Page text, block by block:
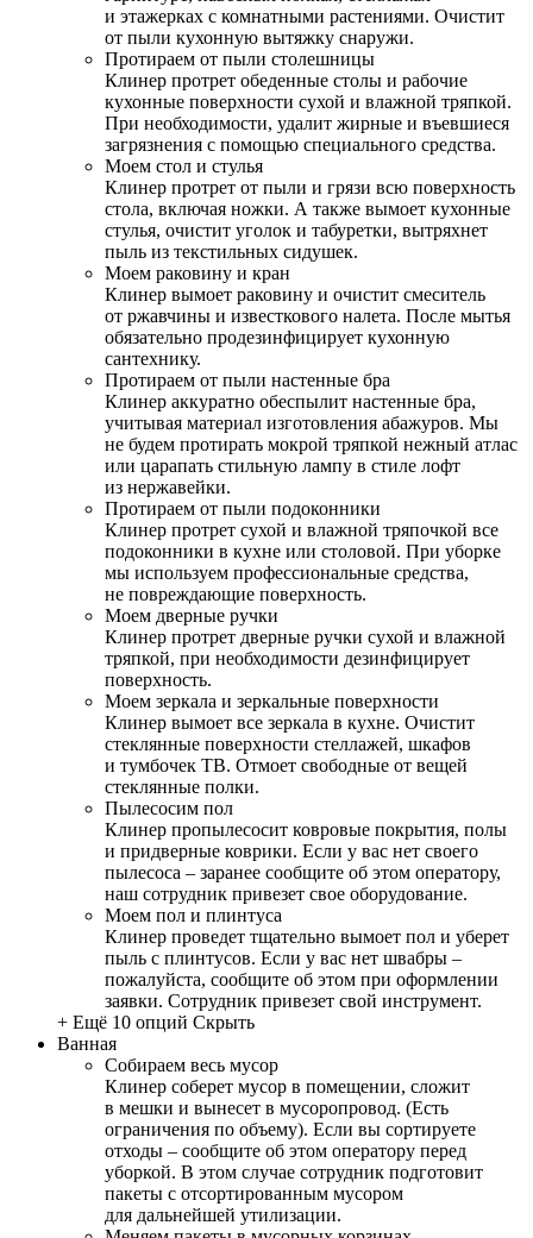
и этажерках с комнатными растениями. Очистит
от пыли кухонную вытяжку снаружи.
Протираем от пыли столешницы
Клинер протрет обеденные столы и рабочие
кухонные поверхности сухой и влажной тряпкой.
При необходимости, удалит жирные и въевшиеся
загрязнения с помощью специального средства.
Моем стол и стулья
Клинер протрет от пыли и грязи всю поверхность
стола, включая ножки. А также вымоет кухонные
стулья, очистит уголок и табуретки, вытряхнет
пыль из текстильных сидушек.
Моем раковину и кран
Клинер вымоет раковину и очистит смеситель
от ржавчины и известкового налета. После мытья
обязательно продезинфицирует кухонную
сантехнику.
Протираем от пыли настенные бра
Клинер аккуратно обеспылит настенные бра,
учитывая материал изготовления абажуров. Мы
не будем протирать мокрой тряпкой нежный атлас
или царапать стильную лампу в стиле лофт
из нержавейки.
Протираем от пыли подоконники
Клинер протрет сухой и влажной тряпочкой все
подоконники в кухне или столовой. При уборке
мы используем профессиональные средства,
не повреждающие поверхность.
Моем дверные ручки
Клинер протрет дверные ручки сухой и влажной
тряпкой, при необходимости дезинфицирует
поверхность.
Моем зеркала и зеркальные поверхности
Клинер вымоет все зеркала в кухне. Очистит
стеклянные поверхности стеллажей, шкафов
и тумбочек ТВ. Отмоет свободные от вещей
стеклянные полки.
Пылесосим пол
Клинер пропылесосит ковровые покрытия, полы
и придверные коврики. Если у вас нет своего
пылесоса – заранее сообщите об этом оператору,
наш сотрудник привезет свое оборудование.
Моем пол и плинтуса
Клинер проведет тщательно вымоет пол и уберет
пыль с плинтусов. Если у вас нет швабры –
пожалуйста, сообщите об этом при оформлении
заявки. Сотрудник привезет свой инструмент.
+ Ещё 10 опций Скрыть
Ванная
Собираем весь мусор
Клинер соберет мусор в помещении, сложит
в мешки и вынесет в мусоропровод. (Есть
ограничения по объему). Если вы сортируете
отходы – сообщите об этом оператору перед
уборкой. В этом случае сотрудник подготовит
пакеты с отсортированным мусором
для дальнейшей утилизации.